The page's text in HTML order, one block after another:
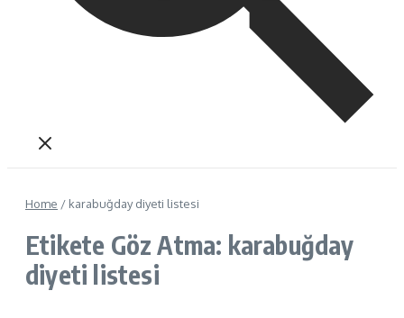
Home / karabuğday diyeti listesi
Etikete Göz Atma: karabuğday
diyeti listesi